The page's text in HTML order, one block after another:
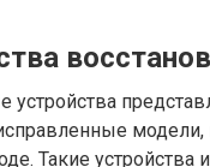
устройства
Такие